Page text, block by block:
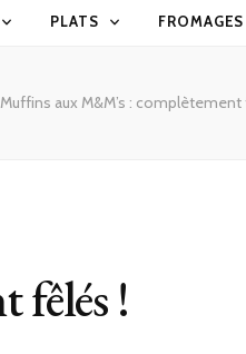
PLATS FROMAGES
Muffins aux M&M’s : complètement
fêlés !